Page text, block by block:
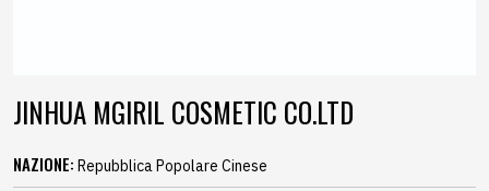
JINHUA MGIRIL COSMETIC CO.LTD
NAZIONE: Repubblica Popolare Cinese